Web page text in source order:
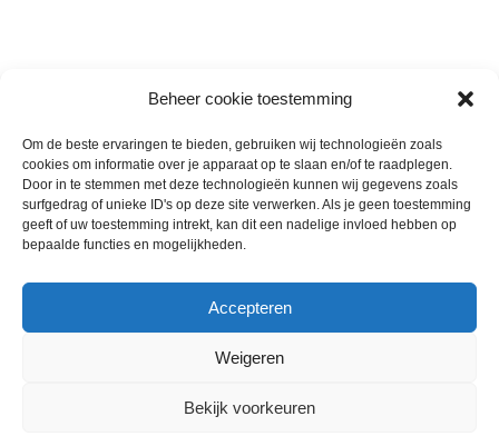
Beheer cookie toestemming
Om de beste ervaringen te bieden, gebruiken wij technologieën zoals
cookies om informatie over je apparaat op te slaan en/of te raadplegen.
Door in te stemmen met deze technologieën kunnen wij gegevens zoals
surfgedrag of unieke ID's op deze site verwerken. Als je geen toestemming
geeft of uw toestemming intrekt, kan dit een nadelige invloed hebben op
bepaalde functies en mogelijkheden.
Accepteren
Weigeren
Bekijk voorkeuren
Wie zijn wij
Contact met onze inkoop
Klantenservice
Annuleer & Retourbeleid
Horeca-Groothandel
Wij gebruiken cookies om uw ervaring op onze